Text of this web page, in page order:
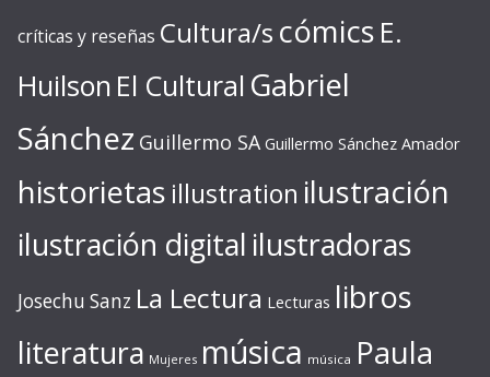
críticas y reseñas Cultura/s cómics E.
Huilson El Cultural Gabriel
Sánchez Guillermo SA Guillermo Sánchez Amador
historietas illustration ilustración
ilustración digital ilustradoras
Josechu Sanz La Lectura Lecturas libros
literatura Mujeres música música Paula